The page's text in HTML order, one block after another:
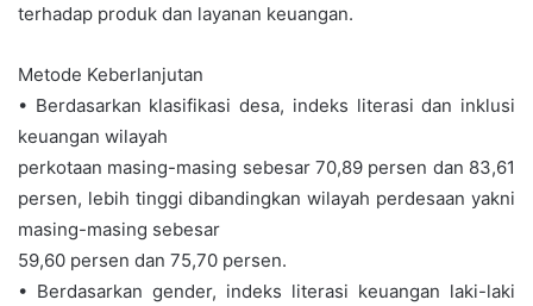
terhadap produk dan layanan keuangan.
Metode Keberlanjutan
• Berdasarkan klasifikasi desa, indeks literasi dan inklusi
keuangan wilayah
perkotaan masing-masing sebesar 70,89 persen dan 83,61
persen, lebih tinggi dibandingkan wilayah perdesaan yakni
masing-masing sebesar
59,60 persen dan 75,70 persen.
• Berdasarkan gender, indeks literasi keuangan laki-laki